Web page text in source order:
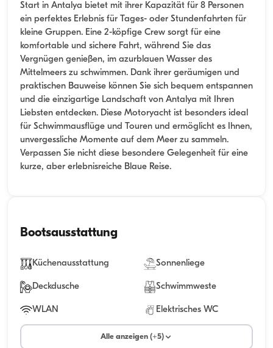
Start in Antalya bietet mit ihrer Kapazität für 8 Personen
ein perfektes Erlebnis für Tages- oder Stundenfahrten für
kleine Gruppen. Eine 2-köpfige Crew sorgt für eine
komfortable und sichere Fahrt, während Sie das
Vergnügen genießen, im azurblauen Wasser des
Mittelmeers zu schwimmen. Dank ihrer geräumigen und
praktischen Bauweise können Sie sich bequem entspannen
und die einzigartige Landschaft von Antalya mit Ihren
Liebsten entdecken. Diese Motoryacht ist besonders ideal
für Schwimmausflüge und Touren und ermöglicht es Ihnen,
unvergessliche Momente auf dem Meer zu sammeln.
Verpassen Sie nicht diese besondere Gelegenheit für eine
kurze, aber erlebnisreiche Blaue Reise.
Bootsausstattung
Küchenausstattung Sonnenliege
Deckdusche Schwimmweste
WLAN Elektrisches WC
Alle anzeigen (+5)